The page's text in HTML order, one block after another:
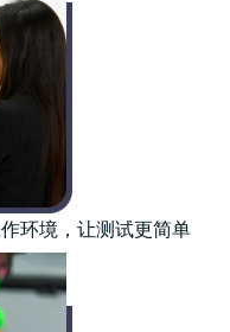
环境，让测试更简单